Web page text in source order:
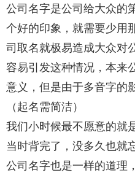
公司名字是公司给大众的
个好的印象，就需要少用
司取名就极易造成大众对
容易引发这种情况，本来
意义，但是由于多音字的
（起名需简洁）
我们小时候最不愿意的就
当时背完了，没多久也就
公司名字也是一样的道理